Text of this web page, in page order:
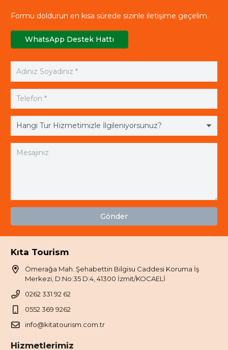
Formu doldurun en kısa sürede sizinle iletişime geçelim.
WhatsApp Destek Hattı
Gönder
Kıta Tourism
Ömerağa Mah. Şehabettin Bilgisu Caddesi Koruma İş
Merkezi, D:No:35 D:4, 41300 İzmit/KOCAELİ
0262 331 92 62
0552 369 9262
info@kitatourism.com.tr
Hizmetlerimiz